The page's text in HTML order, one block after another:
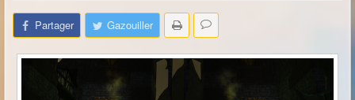
Partager Gazouiller